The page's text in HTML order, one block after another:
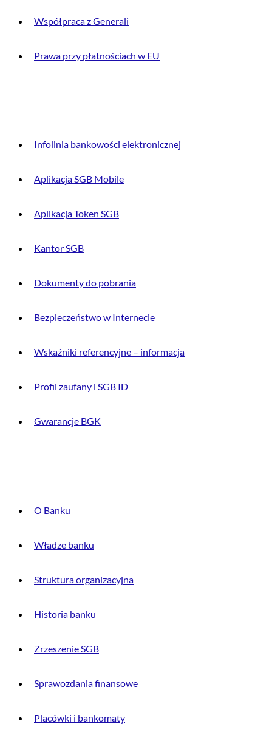
Współpraca z Generali
Prawa przy płatnościach w EU
Infolinia bankowości elektronicznej
Aplikacja SGB Mobile
Aplikacja Token SGB
Kantor SGB
Dokumenty do pobrania
Bezpieczeństwo w Internecie
Wskaźniki referencyjne – informacja
Profil zaufany i SGB ID
Gwarancje BGK
O Banku
Władze banku
Struktura organizacyjna
Historia banku
Zrzeszenie SGB
Sprawozdania finansowe
Placówki i bankomaty